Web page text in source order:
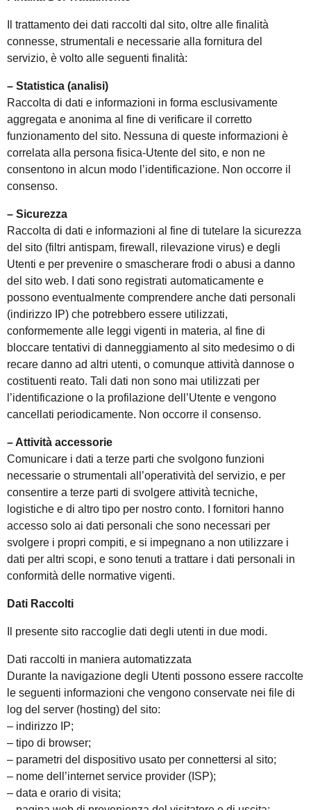
Il trattamento dei dati raccolti dal sito, oltre alle finalità
connesse, strumentali e necessarie alla fornitura del
servizio, è volto alle seguenti finalità:
– Statistica (analisi)
Raccolta di dati e informazioni in forma esclusivamente
aggregata e anonima al fine di verificare il corretto
funzionamento del sito. Nessuna di queste informazioni è
correlata alla persona fisica-Utente del sito, e non ne
consentono in alcun modo l’identificazione. Non occorre il
consenso.
– Sicurezza
Raccolta di dati e informazioni al fine di tutelare la sicurezza
del sito (filtri antispam, firewall, rilevazione virus) e degli
Utenti e per prevenire o smascherare frodi o abusi a danno
del sito web. I dati sono registrati automaticamente e
possono eventualmente comprendere anche dati personali
(indirizzo IP) che potrebbero essere utilizzati,
conformemente alle leggi vigenti in materia, al fine di
bloccare tentativi di danneggiamento al sito medesimo o di
recare danno ad altri utenti, o comunque attività dannose o
costituenti reato. Tali dati non sono mai utilizzati per
l’identificazione o la profilazione dell’Utente e vengono
cancellati periodicamente. Non occorre il consenso.
– Attività accessorie
Comunicare i dati a terze parti che svolgono funzioni
necessarie o strumentali all’operatività del servizio, e per
consentire a terze parti di svolgere attività tecniche,
logistiche e di altro tipo per nostro conto. I fornitori hanno
accesso solo ai dati personali che sono necessari per
svolgere i propri compiti, e si impegnano a non utilizzare i
dati per altri scopi, e sono tenuti a trattare i dati personali in
conformità delle normative vigenti.
Dati Raccolti
Il presente sito raccoglie dati degli utenti in due modi.
Dati raccolti in maniera automatizzata
Durante la navigazione degli Utenti possono essere raccolte
le seguenti informazioni che vengono conservate nei file di
log del server (hosting) del sito:
– indirizzo IP;
– tipo di browser;
– parametri del dispositivo usato per connettersi al sito;
– nome dell’internet service provider (ISP);
– data e orario di visita;